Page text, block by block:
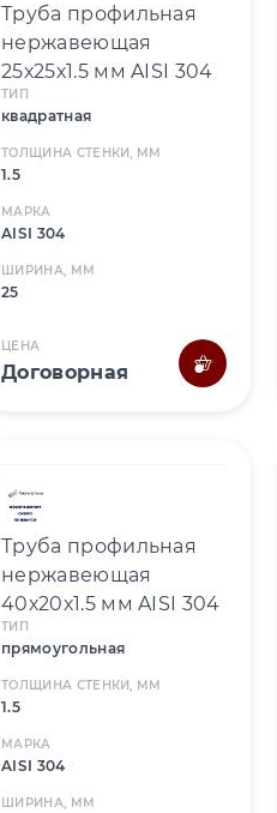
Труба профильная
нержавеющая
25х25х1.5 мм AISI 304
ТИП
квадратная
ТОЛЩИНА СТЕНКИ, ММ
1.5
МАРКА
AISI 304
ШИРИНА, ММ
25
ЦЕНА
Договорная
Труба профильная
нержавеющая
40х20х1.5 мм AISI 304
ТИП
прямоугольная
ТОЛЩИНА СТЕНКИ, ММ
1.5
МАРКА
AISI 304
ШИРИНА, ММ